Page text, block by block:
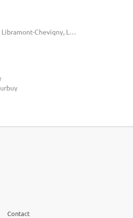
Domaine du Château de Freux, Libramont-Chevigny, Luxembourg
Contact